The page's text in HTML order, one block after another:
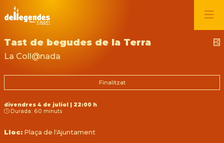
Tast de begudes de la Terra
La Coll@nada
Finalitzat
divendres 4 de juliol | 22:00 h
Durada: 60 minuts
Lloc: Plaça de l'Ajuntament